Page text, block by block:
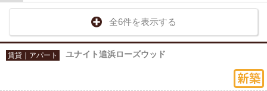
全6件を表示する
賃貸｜アパート ユナイト追浜ローズウッド